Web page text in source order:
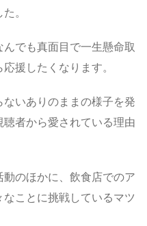
。
でも真面目で一生懸命取
援したくなります。
いありのままの様子を発
者から愛されている理由
のほかに、飲食店でのア
ことに挑戦しているマツ